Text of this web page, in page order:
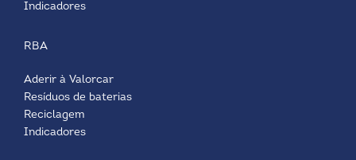
Indicadores
RBA
Aderir à Valorcar
Resíduos de baterias
Reciclagem
Indicadores